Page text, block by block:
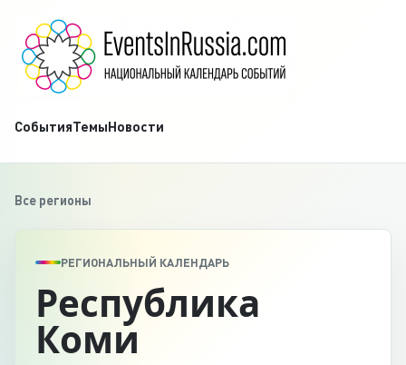
СобытияТемыНовости
Все регионы
РЕГИОНАЛЬНЫЙ КАЛЕНДАРЬ
Республика
Коми